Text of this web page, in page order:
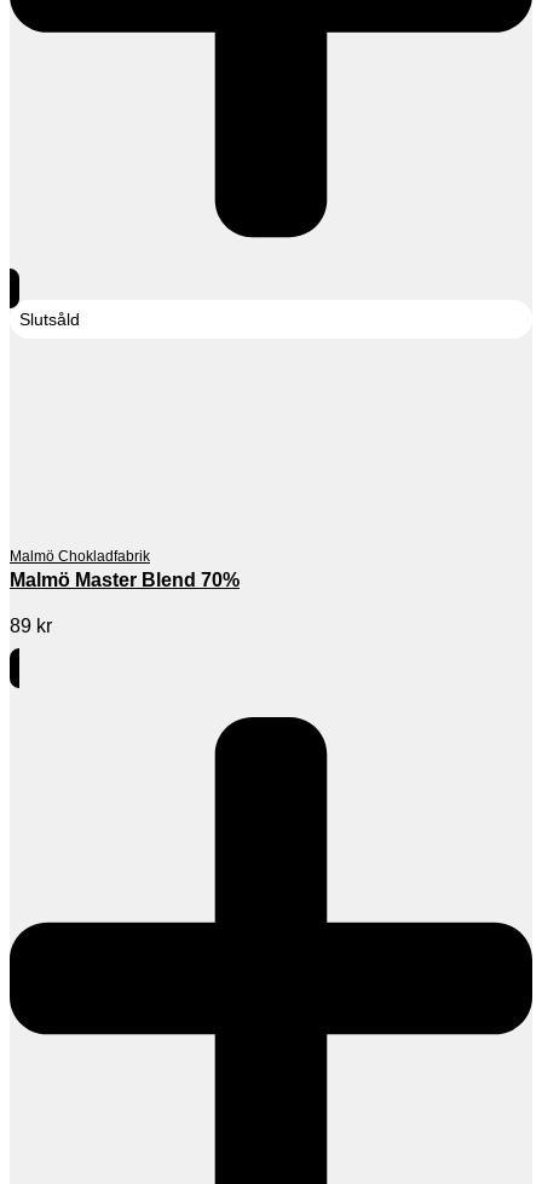
Slutsåld
Malmö Chokladfabrik
Malmö Master Blend 70%
89 kr